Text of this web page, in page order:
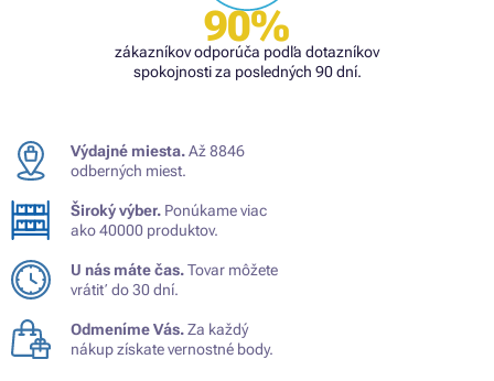
90%
zákazníkov odporúča podľa dotazníkov
spokojnosti za posledných 90 dní.
Výdajné miesta.Až 8846
odberných miest.
Široký výber. Ponúkame viac
ako 40000 produktov.
U nás máte čas.Tovar môžete
vrátiť do 30 dní.
Odmeníme Vás.Za každý
nákup získate vernostné body.